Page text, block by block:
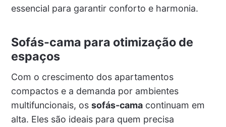
essencial para garantir conforto e harmonia.
Sofás-cama para otimização de
espaços
Com o crescimento dos apartamentos
compactos e a demanda por ambientes
multifuncionais, os sofás-camacontinuam em
alta. Eles são ideais para quem precisa